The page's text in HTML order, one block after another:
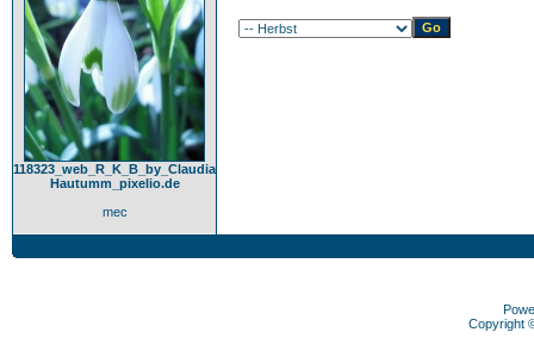
118323_web_R_K_B_by_Claudia
Hautumm_pixelio.de
mec
Copyright